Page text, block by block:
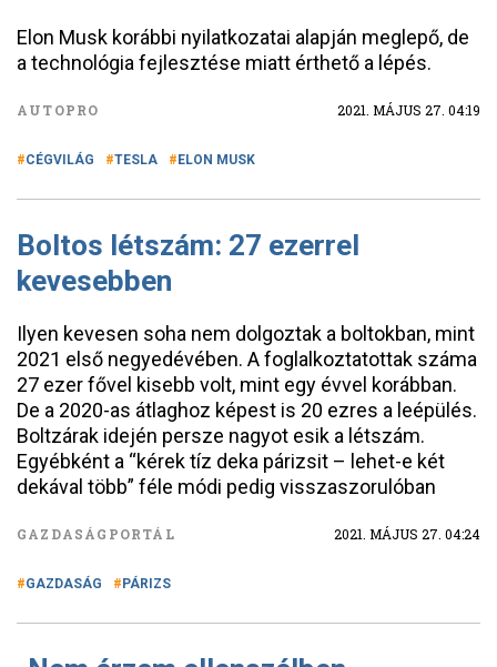
Elon Musk korábbi nyilatkozatai alapján meglepő, de
a technológia fejlesztése miatt érthető a lépés.
AUTOPRO 2021. MÁJUS 27. 04:19
CÉGVILÁG TESLA ELON MUSK
Boltos létszám: 27 ezerrel
kevesebben
Ilyen kevesen soha nem dolgoztak a boltokban, mint
2021 első negyedévében. A foglalkoztatottak száma
27 ezer fővel kisebb volt, mint egy évvel korábban.
De a 2020-as átlaghoz képest is 20 ezres a leépülés.
Boltzárak idején persze nagyot esik a létszám.
Egyébként a “kérek tíz deka párizsit – lehet-e két
dekával több” féle módi pedig visszaszorulóban
GAZDASÁGPORTÁL 2021. MÁJUS 27. 04:24
GAZDASÁG PÁRIZS